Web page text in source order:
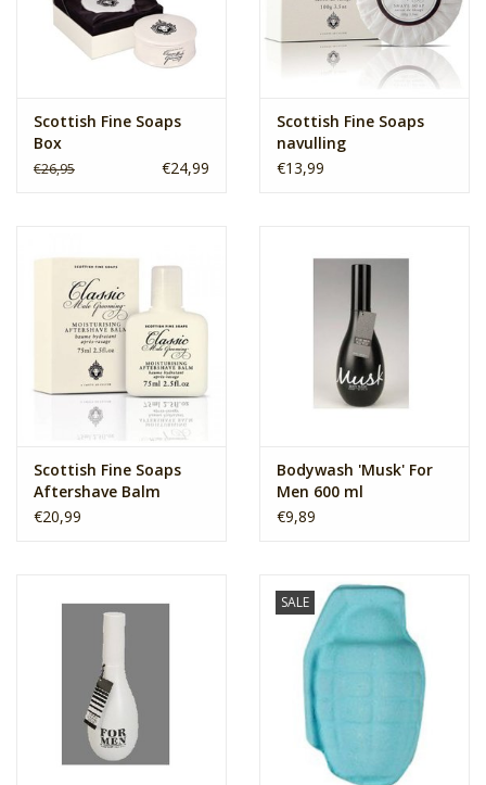
Scottish Fine Soaps
Box
€26,95 €24,99
Scottish Fine Soaps
navulling
€13,99
Scottish Fine Soaps
Aftershave Balm
€20,99
Bodywash 'Musk' For
Men 600 ml
€9,89
SALE